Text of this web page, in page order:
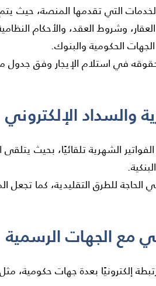
التي تقدمها المنصة، حيث
وشروط العقد، والأحكام
الحكومية والبنوك.
في استلام الإيجار وفق جدول
الشهرية تلقائيًا، بحيث
الحاجة للطرق التقليدية، كما
إلكترونيًا بعدة جهات حكومية،